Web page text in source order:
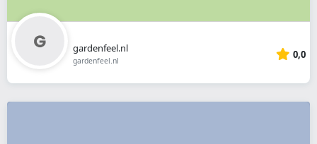
gardenfeel.nl
gardenfeel.nl 0,0